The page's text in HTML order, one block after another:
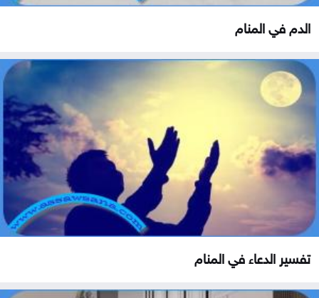
الدم في المنام
تفسير الدعاء في المنام